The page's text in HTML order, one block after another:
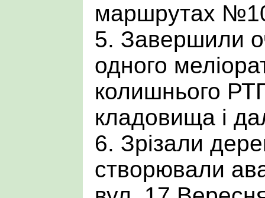
маршрутах
5. Завершили
одного
колишнього
кладовища і
6. Зрізали
створювали